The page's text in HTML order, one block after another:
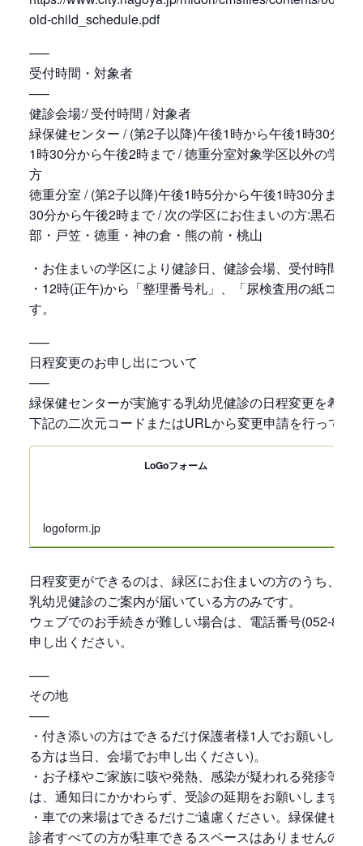
old-child_schedule.pdf
—–
受付時間・対象者
—–
健診会場:/ 受付時間 / 対象者
緑保健センター / (第2子以降)午後1時から午後1時30分ま
1時30分から午後2時まで / 徳重分室対象学区以外の学区
方
徳重分室 / (第2子以降)午後1時5分から午後1時30分まで (
30分から午後2時まで / 次の学区にお住まいの方:黒石・
部・戸笠・徳重・神の倉・熊の前・桃山
・お住まいの学区により健診日、健診会場、受付時間が
・12時(正午)から「整理番号札」、「尿検査用の紙コッ
す。
—–
日程変更のお申し出について
—–
緑保健センターが実施する乳幼児健診の日程変更を希望
下記の二次元コードまたはURLから変更申請を行ってく
LoGoフォーム
logoform.jp
日程変更ができるのは、緑区にお住まいの方のうち、現
乳幼児健診のご案内が届いている方のみです。
ウェブでのお手続きが難しい場合は、電話番号(052-891-
申し出ください。
—–
その地
—–
・付き添いの方はできるだけ保護者様1人でお願いしま
る方は当日、会場でお申し出ください)。
・お子様やご家族に咳や発熱、感染が疑われる発疹等の
は、通知日にかかわらず、受診の延期をお願いします。
・車での来場はできるだけご遠慮ください。緑保健セン
診者すべての方が駐車できるスペースはありませんので